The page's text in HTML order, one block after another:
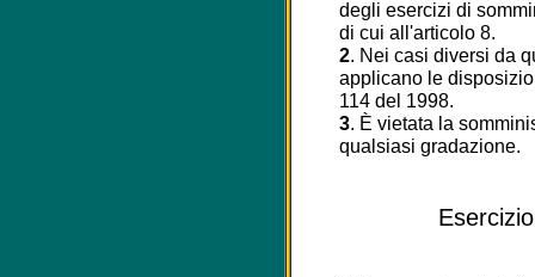
degli esercizi di
di cui all'articolo 8.
2. Nei casi diversi da
applicano le
114 del 1998.
3. È vietata la
qualsiasi gradazione.